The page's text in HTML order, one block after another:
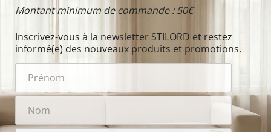
Montant minimum de commande : 50€
Inscrivez-vous à la newsletter STILORD et restez
informé(e) des nouveaux produits et promotions.